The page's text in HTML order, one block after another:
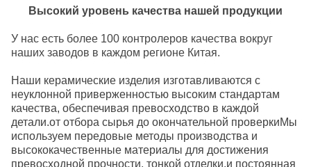
Высокий уровень качества нашей продукции
У нас есть более 100 контролеров качества вокруг
наших заводов в каждом регионе Китая.
Наши керамические изделия изготавливаются с
неуклонной приверженностью высоким стандартам
качества, обеспечивая превосходство в каждой
детали.от отбора сырья до окончательной проверкиМы
используем передовые методы производства и
высококачественные материалы для достижения
превосходной прочности, тонкой отделки,и постоянная